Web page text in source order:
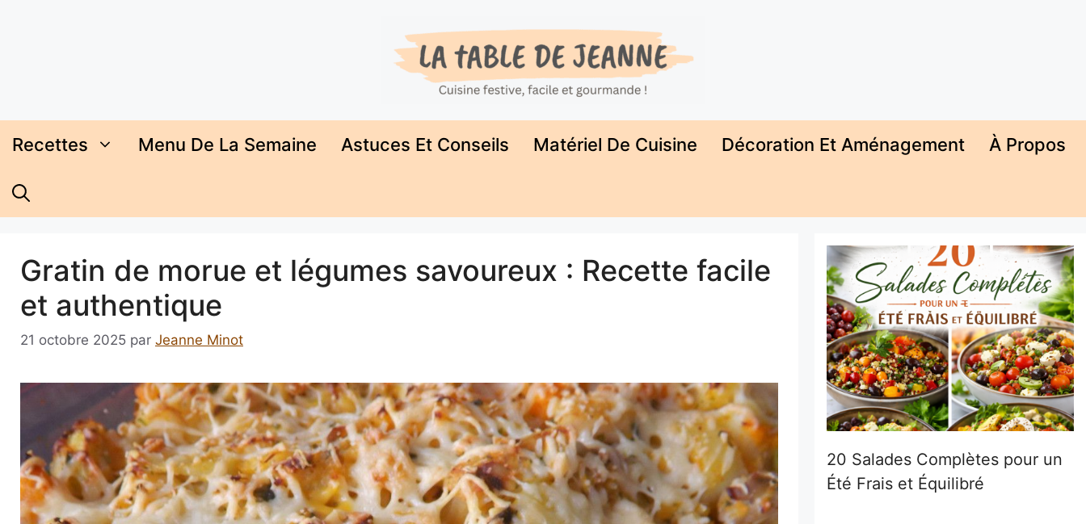
Recettes Menu De La Semaine Astuces Et Conseils Matériel De Cuisine Décoration Et Aménagement À Propos
Gratin de morue et légumes savoureux : Recette facile
et authentique
21 octobre 2025 par Jeanne Minot
20 Salades Complètes pour un
Été Frais et Équilibré